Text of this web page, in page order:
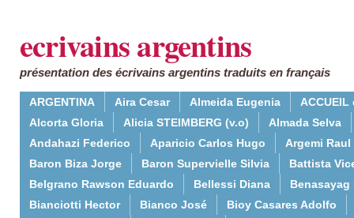
ecrivains argentins
présentation des écrivains argentins traduits en français
ARGENTINA Aira Cesar Almeida Eugenia
ACCUEIL
Alcorta Gloria
Alicia STEIMBERG (v.o)
Almada Selva
Andahazi Federico
Aparicio Carlos Hugo
Argemi Raul
Baron Biza Jorge
Baron Supervielle Silvia
Battista
Belgrano Rawson Eduardo
Bellessi Diana
Benasayag
Bianciotti Hector
Bianco José
Bioy Casares Adolfo